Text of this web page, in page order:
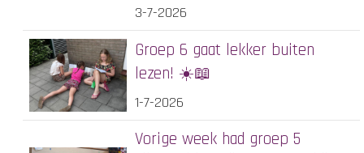
3-7-2026
Groep 6 gaat lekker buiten
lezen! ☀️📖
1-7-2026
Vorige week had groep 5